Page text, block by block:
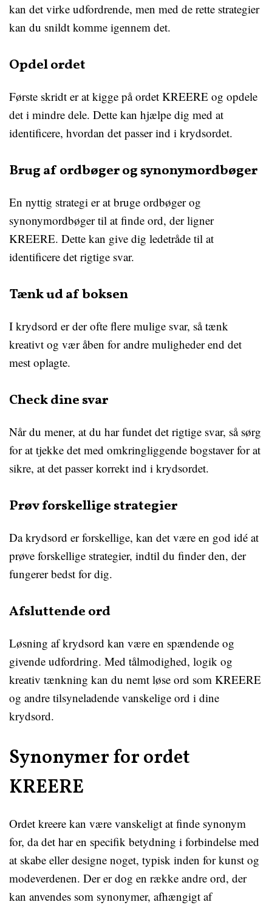
kan det virke udfordrende, men med de rette strategier
kan du snildt komme igennem det.
Opdel ordet
Første skridt er at kigge på ordet KREERE og opdele
det i mindre dele. Dette kan hjælpe dig med at
identificere, hvordan det passer ind i krydsordet.
Brug af ordbøger og synonymordbøger
En nyttig strategi er at bruge ordbøger og
synonymordbøger til at finde ord, der ligner
KREERE. Dette kan give dig ledetråde til at
identificere det rigtige svar.
Tænk ud af boksen
I krydsord er der ofte flere mulige svar, så tænk
kreativt og vær åben for andre muligheder end det
mest oplagte.
Check dine svar
Når du mener, at du har fundet det rigtige svar, så sørg
for at tjekke det med omkringliggende bogstaver for at
sikre, at det passer korrekt ind i krydsordet.
Prøv forskellige strategier
Da krydsord er forskellige, kan det være en god idé at
prøve forskellige strategier, indtil du finder den, der
fungerer bedst for dig.
Afsluttende ord
Løsning af krydsord kan være en spændende og
givende udfordring. Med tålmodighed, logik og
kreativ tænkning kan du nemt løse ord som KREERE
og andre tilsyneladende vanskelige ord i dine
krydsord.
Synonymer for ordet
KREERE
Ordet kreere kan være vanskeligt at finde synonym
for, da det har en specifik betydning i forbindelse med
at skabe eller designe noget, typisk inden for kunst og
modeverdenen. Der er dog en række andre ord, der
kan anvendes som synonymer, afhængigt af